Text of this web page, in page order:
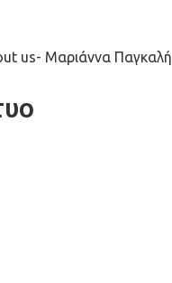
us- Μαριάννα Παγκαλή